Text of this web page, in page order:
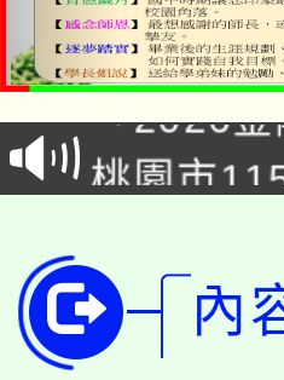
公告本校
代理(課)
「2026
車」活動
桃園市
代理(課)
公告本校
代理(課)
轉知中國
內